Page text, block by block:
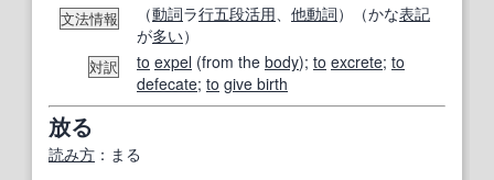
文法情報 （動詞ラ行五段活用 他動詞）（かな表記
が多い）
対訳 to expel (from the body); to excrete; to
defecate; to give birth
放る
読み方 ：まる